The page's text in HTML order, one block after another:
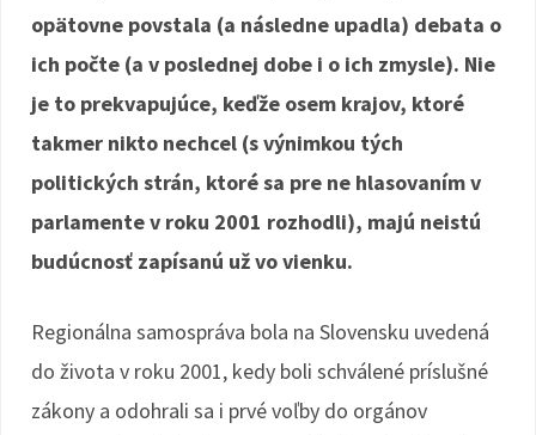
k
opätovne povstala (a následne upadla) debata o
ich počte (a v poslednej dobe i o ich zmysle). Nie
je to prekvapujúce, keďže osem krajov, ktoré
takmer nikto nechcel (s výnimkou tých
politických strán, ktoré sa pre ne hlasovaním v
parlamente v roku 2001 rozhodli), majú neistú
budúcnosť zapísanú už vo vienku.
Regionálna samospráva bola na Slovensku uvedená
do života v roku 2001, kedy boli schválené príslušné
zákony a odohrali sa i prvé voľby do orgánov